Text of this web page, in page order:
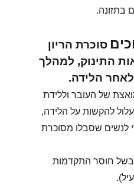
בתזונה.
סוכרת הריון
התינוק, למהלך
הלידה.
של העובר וללידת
להקשות על הלידה,
לנשים שסבלו מסוכרת
בשל חוסר התקדמות